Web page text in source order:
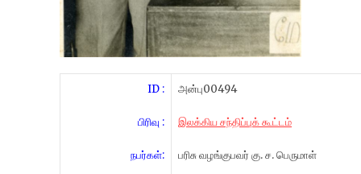
ID :
பிரிவு :
நபர்கள்:
அன்பு00494
இலக்கிய சந்திப்புக் கூட்டம்
பரிசு வழங்குபவர் கு. ச. பெருமாள்